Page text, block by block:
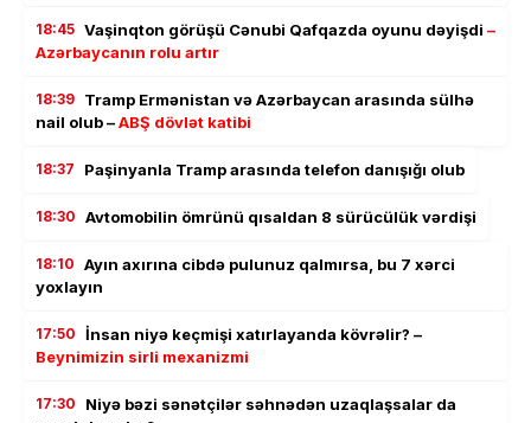
18:45 Vaşinqton görüşü Cənubi Qafqazda oyunu dəyişdi –
Azərbaycanın rolu artır
18:39 Tramp Ermənistan və Azərbaycan arasında sülhə
nail olub –ABŞ dövlət katibi
18:37 Paşinyanla Tramp arasında telefon danışığı olub
18:30 Avtomobilin ömrünü qısaldan 8 sürücülük vərdişi
18:10 Ayın axırına cibdə pulunuz qalmırsa, bu 7 xərci
yoxlayın
17:50 İnsan niyə keçmişi xatırlayanda kövrəlir? –
Beynimizin sirli mexanizmi
17:30
Niyə bəzi sənətçilər səhnədən uzaqlaşsalar da